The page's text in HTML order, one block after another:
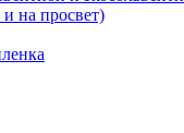
на просвет)